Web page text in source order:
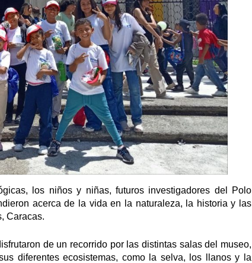
los niños y niñas, futuros investigadores del Polo
acerca de la vida en la naturaleza, la historia y las
Caracas.
de un recorrido por las distintas salas del museo,
diferentes ecosistemas, como la selva, los llanos y la